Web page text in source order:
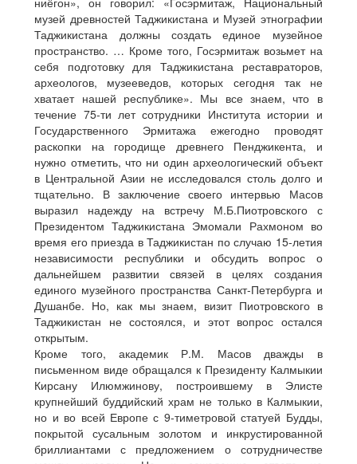
музей древностей Таджикистана и Музей этнографии
Таджикистана должны создать единое музейное
пространство. … Кроме того, Госэрмитаж возьмет на
себя подготовку для Таджикистана реставраторов,
археологов, музееведов, которых сегодня так не
хватает нашей республике». Мы все знаем, что в
течение 75-ти лет сотрудники Института истории и
Государственного Эрмитажа ежегодно проводят
раскопки на городище древнего Пенджикента, и
нужно отметить, что ни один археологический объект
в Центральной Азии не исследовался столь долго и
тщательно. В заключение своего интервью Масов
выразил надежду на встречу М.Б.Пиотровского с
Президентом Таджикистана Эмомали Рахмоном во
время его приезда в Таджикистан по случаю 15-летия
независимости республики и обсудить вопрос о
дальнейшем развитии связей в целях создания
единого музейного пространства Санкт-Петербурга и
Душанбе. Но, как мы знаем, визит Пиотровского в
Таджикистан не состоялся, и этот вопрос остался
открытым.
Кроме того, академик Р.М. Масов дважды в
письменном виде обращался к Президенту Калмыкии
Кирсану Илюмжинову, построившему в Элисте
крупнейший буддийский храм не только в Калмыкии,
но и во всей Европе с 9-тиметровой статуей Будды,
покрытой сусальным золотом и инкрустированной
бриллиантами с предложением о сотрудничестве